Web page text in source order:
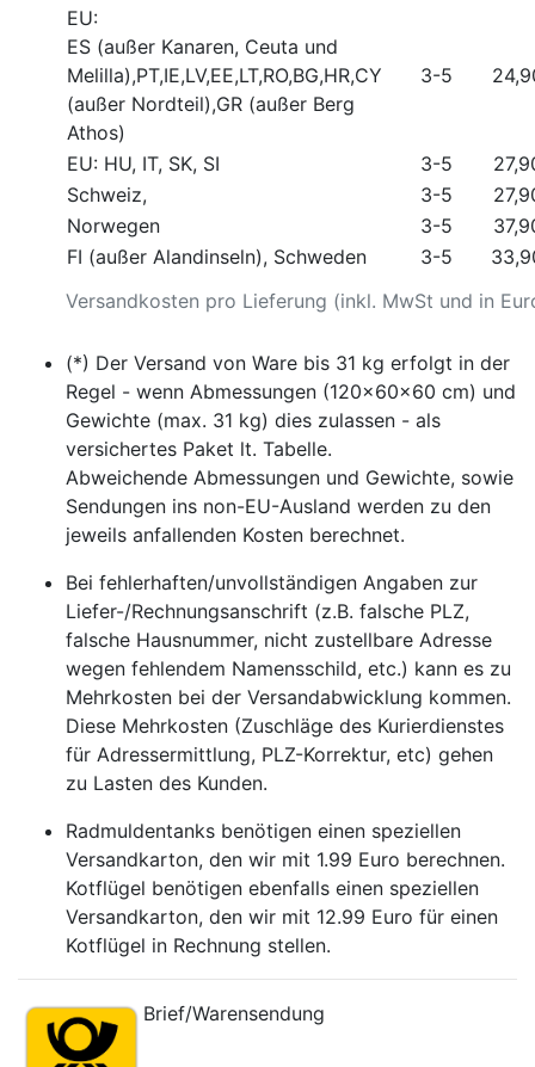
Versandkosten pro Lieferung (inkl. MwSt und in
EU:
ES (außer Kanaren, Ceuta und
Melilla),PT,IE,LV,EE,LT,RO,BG,HR,CY
(außer Nordteil),GR (außer Berg
Athos)
3-5
EU: HU, IT, SK, SI 3-5
Schweiz,
3-5
Norwegen
3-5
FI (außer Alandinseln), Schweden
3-5
(*) Der Versand von Ware bis 31 kg erfolgt in der
Regel - wenn Abmessungen (120x60x60 cm) und
Gewichte (max. 31 kg) dies zulassen - als
versichertes Paket lt. Tabelle.
Abweichende Abmessungen und Gewichte, sowie
Sendungen ins non-EU-Ausland werden zu den
jeweils anfallenden Kosten berechnet.
Bei fehlerhaften/unvollständigen Angaben zur
Liefer-/Rechnungsanschrift (z.B. falsche PLZ,
falsche Hausnummer, nicht zustellbare Adresse
wegen fehlendem Namensschild, etc.) kann es zu
Mehrkosten bei der Versandabwicklung kommen.
Diese Mehrkosten (Zuschläge des Kurierdienstes
für Adressermittlung, PLZ-Korrektur, etc) gehen
zu Lasten des Kunden.
Radmuldentanks benötigen einen speziellen
Versandkarton, den wir mit 1.99 Euro berechnen.
Kotflügel benötigen ebenfalls einen speziellen
Versandkarton, den wir mit 12.99 Euro für einen
Kotflügel in Rechnung stellen.
Brief/Warensendung